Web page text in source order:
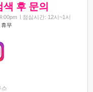
후 문의
점심시간: 12시~1시
휴무
스